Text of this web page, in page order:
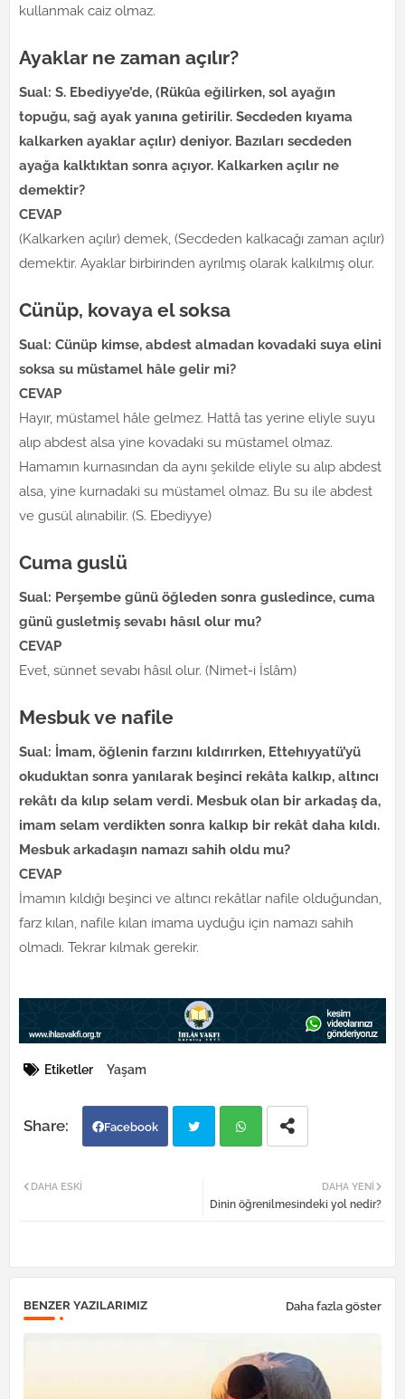
kullanmak caiz olmaz.
Ayaklar ne zaman açılır?
Sual: S. Ebediyye’de, (Rükûa eğilirken, sol ayağın
topuğu, sağ ayak yanına getirilir. Secdeden kıyama
kalkarken ayaklar açılır) deniyor. Bazıları secdeden
ayağa kalktıktan sonra açıyor. Kalkarken açılır ne
demektir?
CEVAP
(Kalkarken açılır) demek, (Secdeden kalkacağı zaman açılır)
demektir. Ayaklar birbirinden ayrılmış olarak kalkılmış olur.
Cünüp, kovaya el soksa
Sual: Cünüp kimse, abdest almadan kovadaki suya elini
soksa su müstamel hâle gelir mi?
CEVAP
Hayır, müstamel hâle gelmez. Hattâ tas yerine eliyle suyu
alıp abdest alsa yine kovadaki su müstamel olmaz.
Hamamın kurnasından da aynı şekilde eliyle su alıp abdest
alsa, yine kurnadaki su müstamel olmaz. Bu su ile abdest
ve gusül alınabilir. (S. Ebediyye)
Cuma guslü
Sual: Perşembe günü öğleden sonra gusledince, cuma
günü gusletmiş sevabı hâsıl olur mu?
CEVAP
Evet, sünnet sevabı hâsıl olur. (Nimet-i İslâm)
Mesbuk ve nafile
Sual: İmam, öğlenin farzını kıldırırken, Ettehıyyatü’yü
okuduktan sonra yanılarak beşinci rekâta kalkıp, altıncı
rekâtı da kılıp selam verdi. Mesbuk olan bir arkadaş da,
imam selam verdikten sonra kalkıp bir rekât daha kıldı.
Mesbuk arkadaşın namazı sahih oldu mu?
CEVAP
İmamın kıldığı beşinci ve altıncı rekâtlar nafile olduğundan,
farz kılan, nafile kılan imama uyduğu için namazı sahih
olmadı. Tekrar kılmak gerekir.
Etiketler Yaşam
Facebook
atsa
DAHA YENI
Dinin öğrenilmesindeki yol nedir?
DAHA ESKI
BENZER YAZILARIMIZ Daha fazla göster